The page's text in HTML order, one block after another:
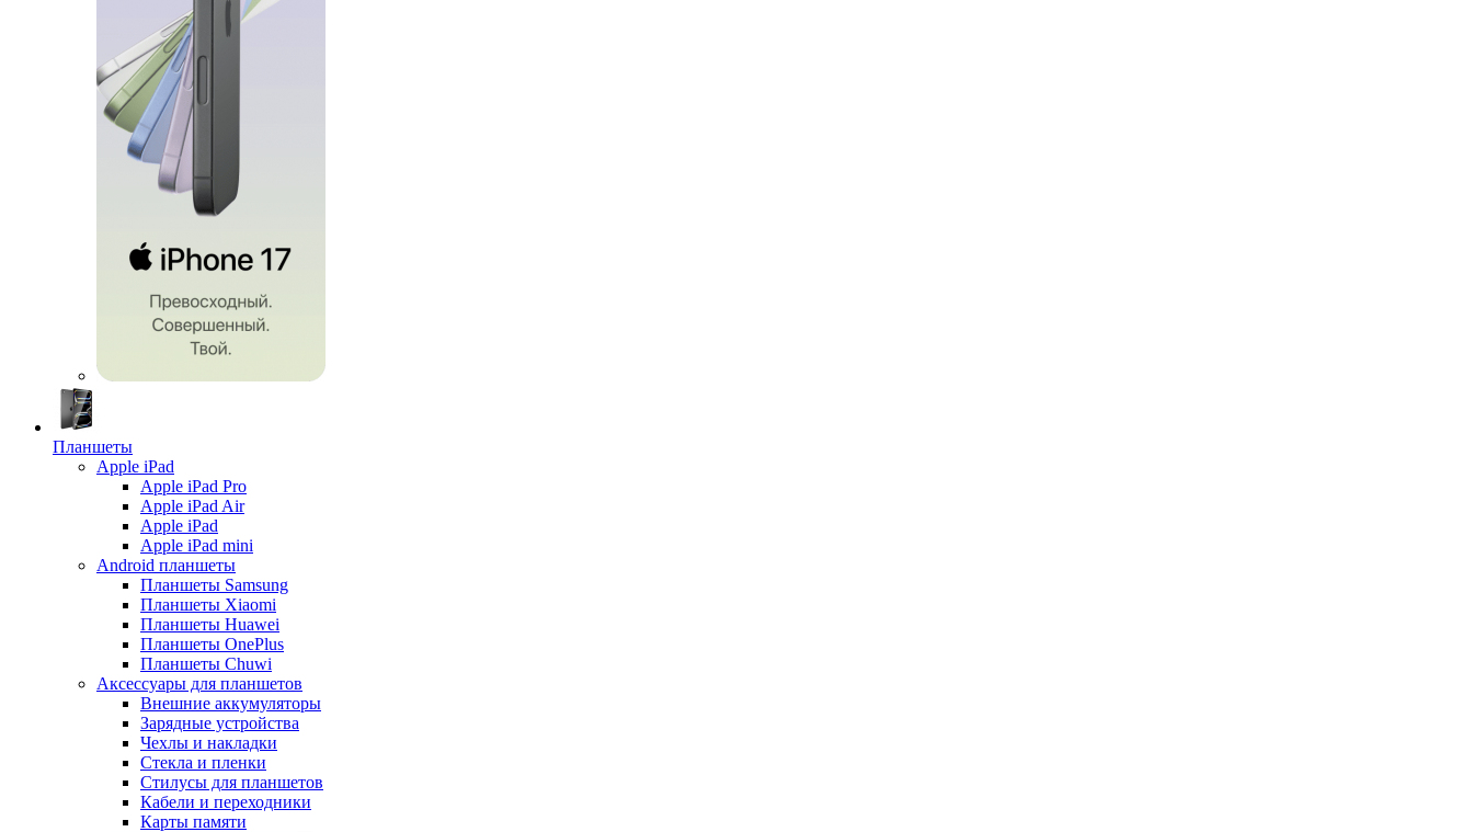
Планшеты
Apple iPad
Apple iPad Pro
Apple iPad Air
Apple iPad
Apple iPad mini
Android планшеты
Планшеты Samsung
Планшеты Xiaomi
Планшеты Huawei
Планшеты OnePlus
Планшеты Chuwi
Аксессуары для планшетов
Внешние аккумуляторы
Зарядные устройства
Чехлы и накладки
Стекла и пленки
Стилусы для планшетов
Кабели и переходники
Карты памяти